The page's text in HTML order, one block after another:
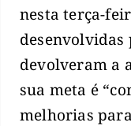
nesta terça-
desenvolvidas
devolveram a
sua meta é
melhorias